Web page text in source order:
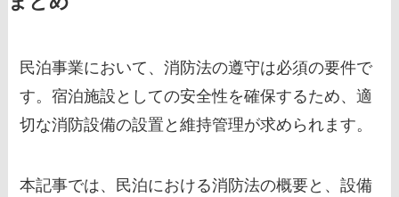
民泊事業において、消防法の遵守は必須の要件で
す。宿泊施設としての安全性を確保するため、適
切な消防設備の設置と維持管理が求められます。
本記事では、民泊における消防法の概要と、設備